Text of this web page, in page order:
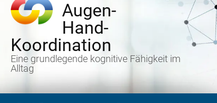
Augen-
Hand-
Koordination
Eine grundlegende kognitive Fähigkeit im
Alltag